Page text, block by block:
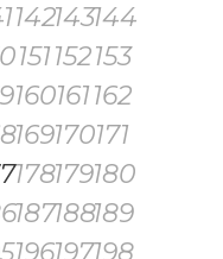
142143144
151152153
160161162
169170171
178179180
187188189
196197198